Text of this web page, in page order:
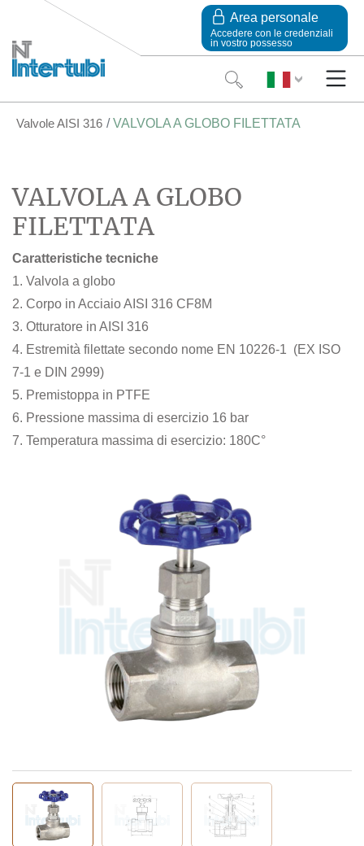
Area personale
Accedere con le credenziali
in vostro possesso
Valvole AISI 316 VALVOLA A GLOBO FILETTATA
VALVOLA A GLOBO
FILETTATA
Caratteristiche tecniche
1. Valvola a globo
2. Corpo in Acciaio AISI 316 CF8M
3. Otturatore in AISI 316
4. Estremità filettate secondo nome EN 10226-1 (EX ISO
7-1 e DIN 2999)
5. Premistoppa in PTFE
6. Pressione massima di esercizio 16 bar
7. Temperatura massima di esercizio: 180C°